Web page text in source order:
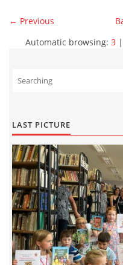
← Previous
Automatic browsing: 3 |
LAST PICTURE